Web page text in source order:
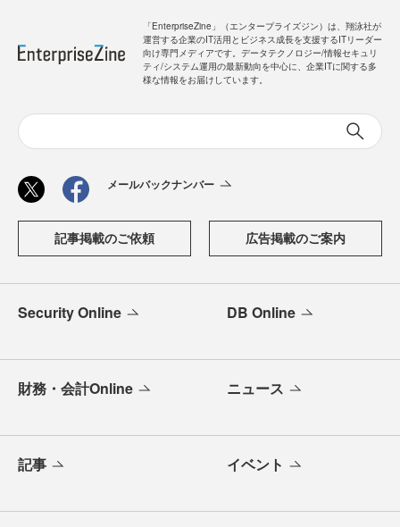
「EnterpriseZine」（エンタープライズジン）は、翔泳社が
運営する企業のIT活用とビジネス成長を支援するITリーダー
向け専門メディアです。データテクノロジー/情報セキュリ
ティ/システム運用の最新動向を中心に、企業ITに関する多
様な情報をお届けしています。
メールバックナンバー
記事掲載のご依頼 広告掲載のご案内
Security Online DB Online
財務・会計Online ニュース
記事 イベント